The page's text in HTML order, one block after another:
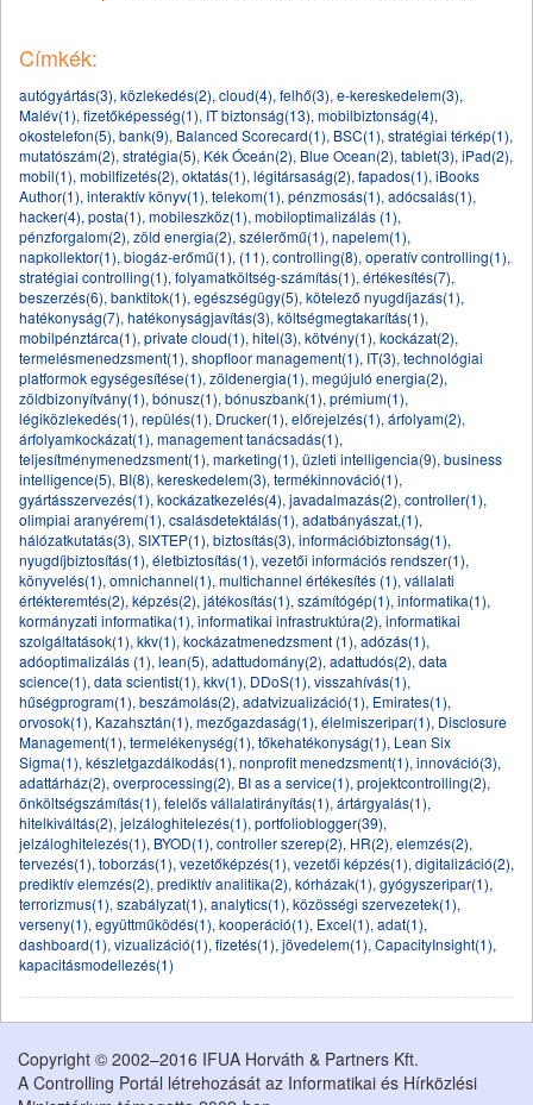
Címkék:
autógyártás(3), közlekedés(2), cloud(4), felhő(3), e-kereskedelem(3),
Malév(1), fizetőképesség(1), IT biztonság(13), mobilbiztonság(4),
okostelefon(5), bank(9), Balanced Scorecard(1), BSC(1), stratégiai térkép(1),
mutatószám(2), stratégia(5), Kék Óceán(2), Blue Ocean(2), tablet(3), iPad(2),
mobil(1), mobilfizetés(2), oktatás(1), légitársaság(2), fapados(1), iBooks
Author(1), interaktív könyv(1), telekom(1), pénzmosás(1), adócsalás(1),
hacker(4), posta(1), mobileszköz(1), mobiloptimalizálás (1),
pénzforgalom(2), zöld energia(2), szélerőmű(1), napelem(1),
napkollektor(1), biogáz-erőmű(1), (11), controlling(8), operatív controlling(1),
stratégiai controlling(1), folyamatköltség-számítás(1), értékesítés(7),
beszerzés(6), banktitok(1), egészségügy(5), kötelező nyugdíjazás(1),
hatékonyság(7), hatékonyságjavítás(3), költségmegtakarítás(1),
mobilpénztárca(1), private cloud(1), hitel(3), kötvény(1), kockázat(2),
termelésmenedzsment(1), shopfloor management(1), IT(3), technológiai
platformok egységesítése(1), zöldenergia(1), megújuló energia(2),
zöldbizonyítvány(1), bónusz(1), bónuszbank(1), prémium(1),
légiközlekedés(1), repülés(1), Drucker(1), előrejelzés(1), árfolyam(2),
árfolyamkockázat(1), management tanácsadás(1),
teljesítménymenedzsment(1), marketing(1), üzleti intelligencia(9), business
intelligence(5), BI(8), kereskedelem(3), termékinnováció(1),
gyártásszervezés(1), kockázatkezelés(4), javadalmazás(2), controller(1),
olimpiai aranyérem(1), csalásdetektálás(1), adatbányászat,(1),
hálózatkutatás(3), SIXTEP(1), biztosítás(3), információbiztonság(1),
nyugdíjbiztosítás(1), életbiztosítás(1), vezetői információs rendszer(1),
könyvelés(1), omnichannel(1), multichannel értékesítés (1), vállalati
értékteremtés(2), képzés(2), játékosítás(1), számítógép(1), informatika(1),
kormányzati informatika(1), informatikai infrastruktúra(2), informatikai
szolgáltatások(1), kkv(1), kockázatmenedzsment (1), adózás(1),
adóoptimalizálás (1), lean(5), adattudomány(2), adattudós(2), data
science(1), data scientist(1), kkv(1), DDoS(1), visszahívás(1),
hűségprogram(1), beszámolás(2), adatvizualizáció(1), Emirates(1),
orvosok(1), Kazahsztán(1), mezőgazdaság(1), élelmiszeripar(1), Disclosure
Management(1), termelékenység(1), tőkehatékonyság(1), Lean Six
Sigma(1), készletgazdálkodás(1), nonprofit menedzsment(1), innováció(3),
adattárház(2), overprocessing(2), BI as a service(1), projektcontrolling(2),
önköltségszámítás(1), felelős vállalatirányítás(1), ártárgyalás(1),
hitelkiváltás(2), jelzáloghitelezés(1), portfolioblogger(39),
jelzáloghitelezés(1), BYOD(1), controller szerep(2), HR(2), elemzés(2),
tervezés(1), toborzás(1), vezetőképzés(1), vezetői képzés(1), digitalizáció(2),
prediktív elemzés(2), prediktív analitika(2), kórházak(1), gyógyszeripar(1),
terrorizmus(1), szabályzat(1), analytics(1), közösségi szervezetek(1),
verseny(1), együttműködés(1), kooperáció(1), Excel(1), adat(1),
dashboard(1), vizualizáció(1), fizetés(1), jövedelem(1), CapacityInsight(1),
kapacitásmodellezés(1)
Copyright © 2002–2016 IFUA Horváth & Partners Kft.
A Controlling Portál létrehozását az Informatikai és Hírközlési